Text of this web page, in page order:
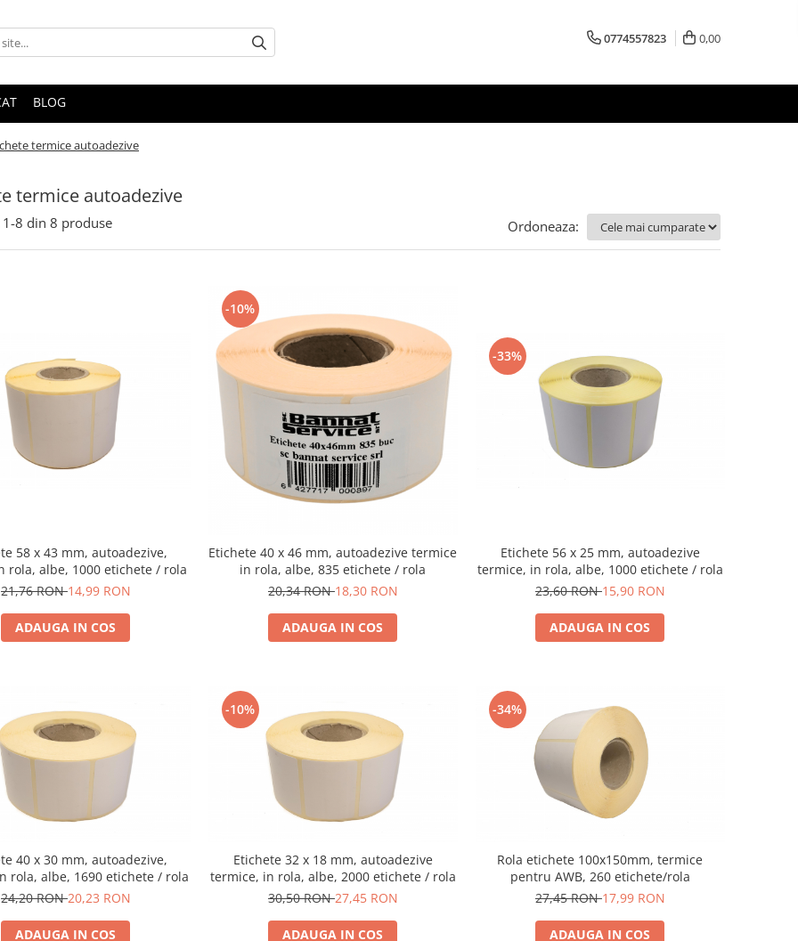
0774557823 0,00
BLOG
termice autoadezive
termice autoadezive
1-8 din 8 produse Ordoneaza:
58 x 43 mm, autoadezive,
rola, albe, 1000 etichete / rola
21,76 RON14,99 RON
ADAUGA IN COS
-10%
Etichete 40 x 46 mm, autoadezive termice
in rola, albe, 835 etichete / rola
20,34 RON18,30 RON
ADAUGA IN COS
-33%
Etichete 56 x 25 mm, autoadezive
termice, in rola, albe, 1000 etichete / rola
23,60 RON15,90 RON
ADAUGA IN COS
40 x 30 mm, autoadezive,
rola, albe, 1690 etichete / rola
24,20 RON20,23 RON
ADAUGA IN COS
-10%
Etichete 32 x 18 mm, autoadezive
termice, in rola, albe, 2000 etichete / rola
30,50 RON27,45 RON
ADAUGA IN COS
-34%
Rola etichete 100x150mm, termice
pentru AWB, 260 etichete/rola
27,45 RON17,99 RON
ADAUGA IN COS